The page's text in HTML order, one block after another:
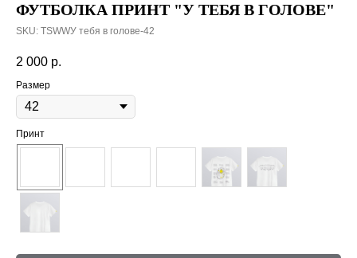
ФУТБОЛКА ПРИНТ "У ТЕБЯ В ГОЛОВЕ"
SKU: TSWWУ тебя в голове-42
2 000 р.
Размер
Принт